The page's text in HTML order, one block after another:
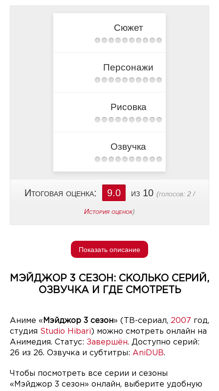
Сюжет
Персонажи
Рисовка
Озвучка
Итоговая оценка: 9.0 из 10 (голосов: 2/
История оценок)
Показать описание
МЭЙДЖОР 3 СЕЗОН: СКОЛЬКО СЕРИЙ,
ОЗВУЧКА И ГДЕ СМОТРЕТЬ
Аниме « Мэйджор 3 сезон» (ТВ-сериал, 2007 год,
студия Studio Hibari ) можно смотреть онлайн на
Анимедия. Статус: Завершён. Доступно серий:
26 из 26. Озвучка и субтитры: AniDUB.
Чтобы посмотреть все серии и сезоны
«Мэйджор 3 сезон» онлайн, выберите удобную